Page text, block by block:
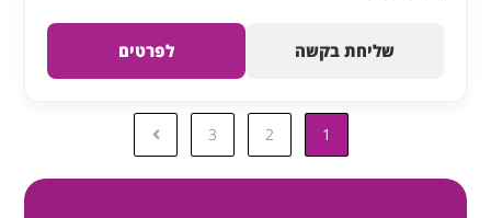
שליחת בקשה לפרטים
1
2
3